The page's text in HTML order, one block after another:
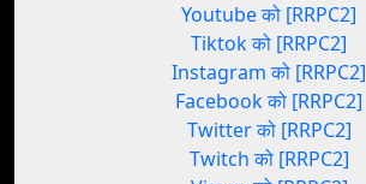
Youtube को [RRPC2]
Tiktok को [RRPC2]
Instagram को [RRPC2]
Facebook को [RRPC2]
Twitter को [RRPC2]
Twitch को [RRPC2]